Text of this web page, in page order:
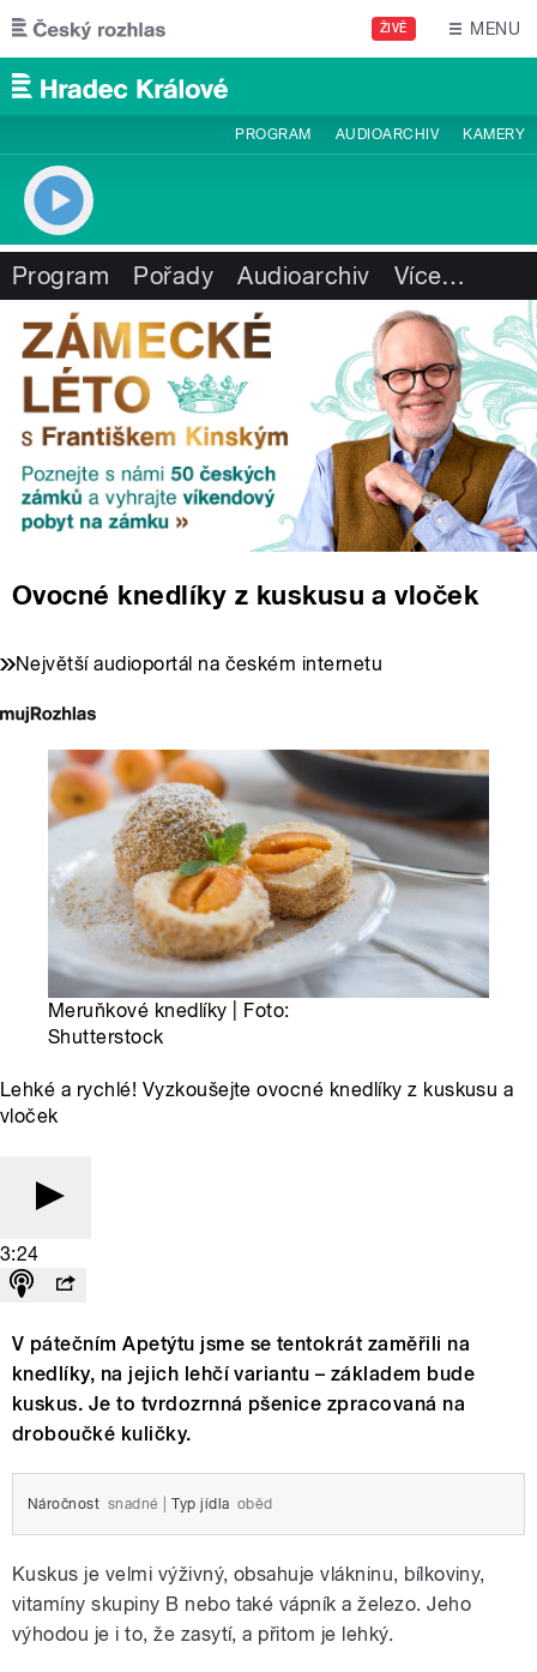
Přejít k hlavnímu obsahu
ŽIVĚ MENU
PROGRAM AUDIOARCHIV KAMERY
Program Pořady Audioarchiv Více…
Ovocné knedlíky z kuskusu a vloček
Největší audioportál na českém internetu
Meruňkové knedlíky | Foto:
Shutterstock
Lehké a rychlé! Vyzkoušejte ovocné knedlíky z kuskusu a
vloček
3:24
V pátečním Apetýtu jsme se tentokrát zaměřili na
knedlíky, na jejich lehčí variantu – základem bude
kuskus. Je to tvrdozrnná pšenice zpracovaná na
droboučké kuličky.
Náročnost snadné Typ jídla oběd
Kuskus je velmi výživný, obsahuje vlákninu, bílkoviny,
vitamíny skupiny B nebo také vápník a železo. Jeho
výhodou je i to, že zasytí, a přitom je lehký.